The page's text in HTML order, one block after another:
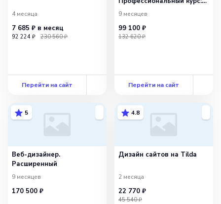
4 месяца
7 685 ₽ в месяц
92 224 ₽ 230 560 ₽
Перейти на сайт
дизайн и анимация
интерфейса
9 месяцев
99 100 ₽
132 620 ₽
Перейти на сайт
5
Веб-дизайнер.
Расширенный
9 месяцев
170 500 ₽
4.8
Дизайн сайтов на Tilda
2 месяца
22 770 ₽
45 540 ₽